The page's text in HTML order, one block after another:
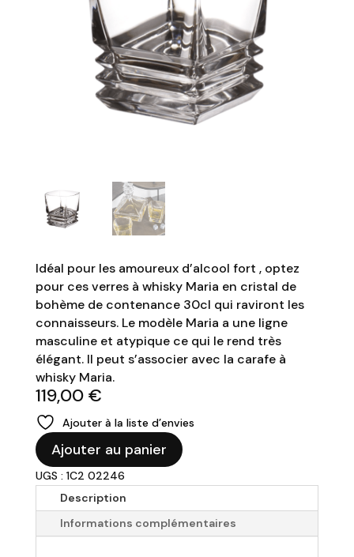
Idéal pour les amoureux d’alcool fort , optez
pour ces verres à whisky Maria en cristal de
bohème de contenance 30cl qui raviront les
connaisseurs. Le modèle Maria a une ligne
masculine et atypique ce qui le rend très
élégant. Il peut s’associer avec la carafe à
whisky Maria.
119,00 €
Ajouter à la liste d’envies
quantité
de
Coffret
De
Ajouter au panier
UGS : 1C2 02246
Description
Informations complémentaires